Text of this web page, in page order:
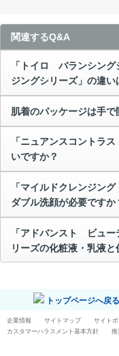
関連するQ&A
「トイロ バランシン
ジングシリーズ」の違い
肌着のパッケージは手
「ニュアンスコントラ
いですか？
「マイルドクレンジン
ダブル洗顔が必要ですか
「アドバンスト ビュー
リーズの化粧液・乳液
トップページへ戻る
企業情報 サイトマップ サイト
カスタマーハラスメント基本方針
推